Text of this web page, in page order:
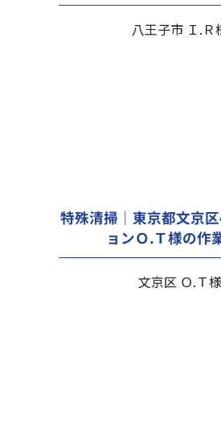
八王子市 Ｉ.Ｒ
特殊清掃｜東京都文京
ョンＯ.Ｔ様の作
文京区 Ｏ.Ｔ様